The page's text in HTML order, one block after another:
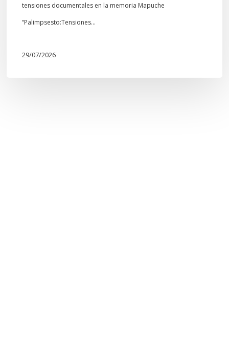
tensiones documentales en la memoria Mapuche
“Palimpsesto:Tensiones…
29/07/2026